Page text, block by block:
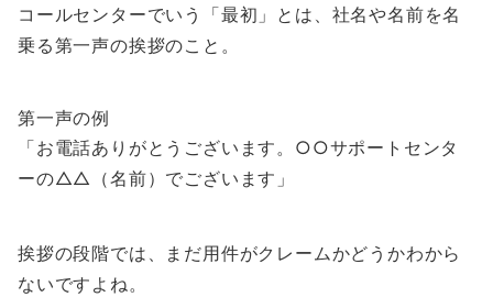
コールセンターでいう「最初」とは、社名や名前を名
乗る第一声の挨拶のこと。
第一声の例
「お電話ありがとうございます。○○サポートセンタ
ーの△△（名前）でございます」
挨拶の段階では、まだ用件がクレームかどうかわから
ないですよね。